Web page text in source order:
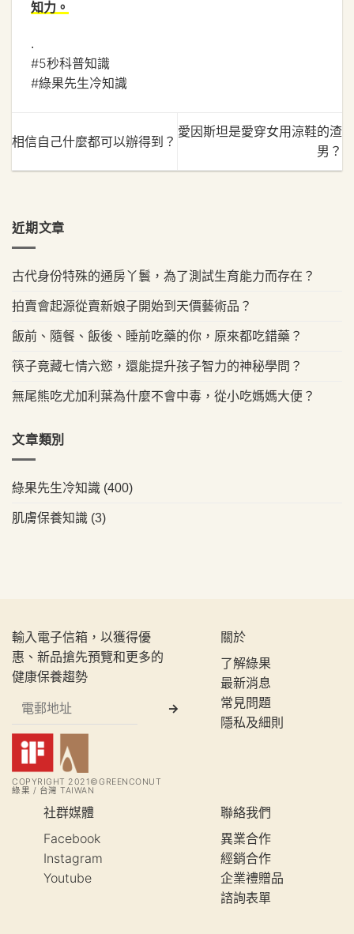
知力。
.
#5秒科普知識
#綠果先生冷知識
相信自己什麼都可以辦得到？
愛因斯坦是愛穿女用涼鞋的渣
男？
近期文章
古代身份特殊的通房丫鬟，為了測試生育能力而存在？
拍賣會起源從賣新娘子開始到天價藝術品？
飯前、隨餐、飯後、睡前吃藥的你，原來都吃錯藥？
筷子竟藏七情六慾，還能提升孩子智力的神秘學問？
無尾熊吃尤加利葉為什麼不會中毒，從小吃媽媽大便？
文章類別
綠果先生冷知識 (400)
肌膚保養知識 (3)
輸入電子信箱，以獲得優
惠、新品搶先預覽和更多的
健康保養趨勢
COPYRIGHT 2021©GREENCONUT
綠果 / 台灣 TAIWAN
關於
了解綠果
最新消息
常見問題
隱私及細則
社群媒體
Facebook
Instagram
Youtube
聯絡我們
異業合作
經銷合作
企業禮贈品
諮詢表單